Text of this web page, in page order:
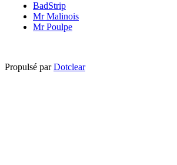
BadStrip
Mr Malinois
Mr Poulpe
Propulsé parDotclear